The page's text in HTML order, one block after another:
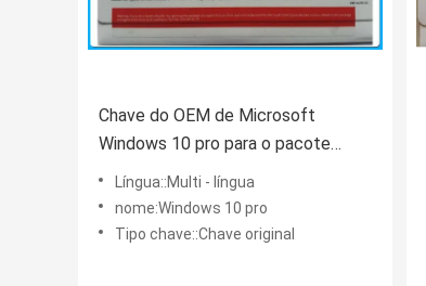
Chave do OEM de Microsoft
Windows 10 pro para o pacote
padrão do PC/OEM do portátil
Língua::Multi - língua
nome:Windows 10 pro
Tipo chave::Chave original